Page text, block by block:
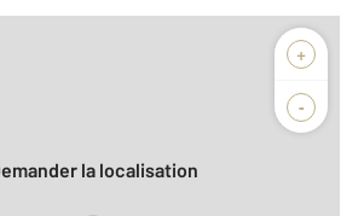
+
-
Demander la localisation